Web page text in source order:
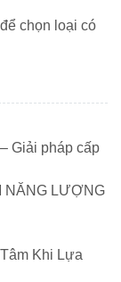
chọn loại có
Giải pháp cấp
NĂNG LƯỢNG
Khi Lựa